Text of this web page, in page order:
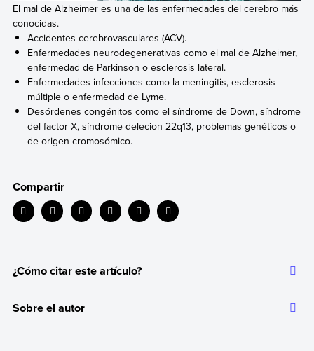
El mal de Alzheimer es una de las enfermedades del cerebro más
conocidas.
Accidentes cerebrovasculares (ACV).
Enfermedades neurodegenerativas como el mal de Alzheimer,
enfermedad de Parkinson o esclerosis lateral.
Enfermedades infecciones como la meningitis, esclerosis
múltiple o enfermedad de Lyme.
Desórdenes congénitos como el síndrome de Down, síndrome
del factor X, síndrome delecion 22q13, problemas genéticos o
de origen cromosómico.
Compartir
¿Cómo citar este artículo?
dar crédito a los autores correspondientes y evitar incurrir en
plagio. Además, permite a los lectores acceder a las fuentes
Sobre el autor